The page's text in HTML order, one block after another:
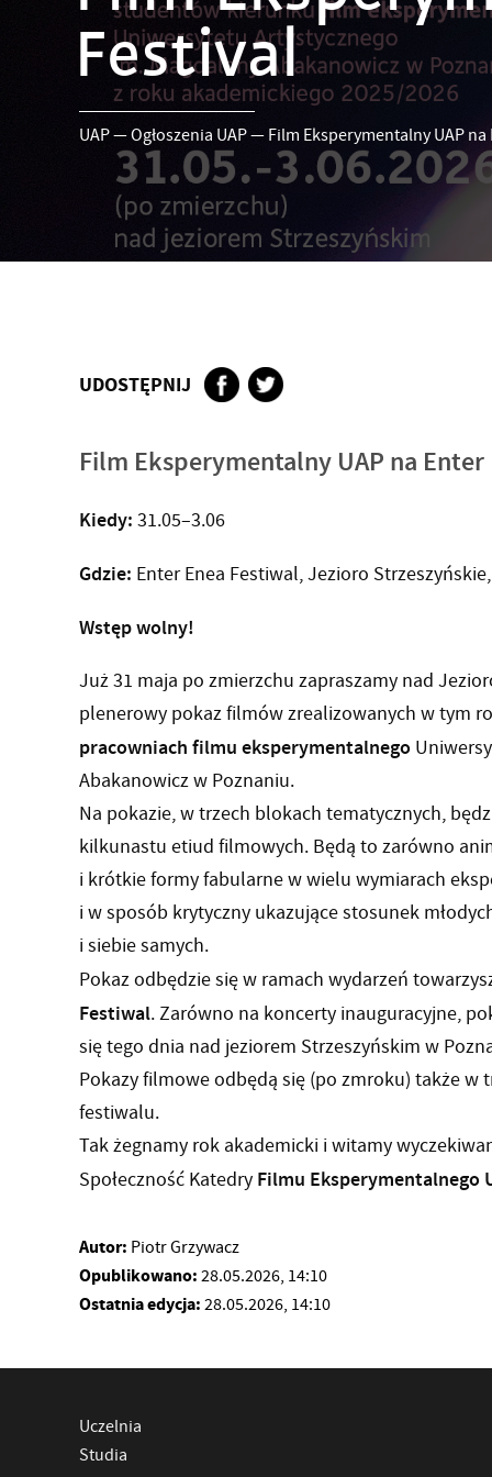
Festival
UAP—Ogłoszenia UAP— Film Eksperymentalny UAP na
UDOSTĘPNIJ
Film Eksperymentalny UAP na Enter
Kiedy: 31.05–3.06
Gdzie: Enter Enea Festiwal, Jezioro
Wstęp wolny!
Już 31 maja po zmierzchu zapraszamy nad
plenerowy pokaz filmów zrealizowanych w tym
pracowniach filmu eksperymentalnego
Abakanowicz w Poznaniu.
Na pokazie, w trzech blokach tematycznych,
kilkunastu etiud filmowych. Będą to zarówno
i krótkie formy fabularne w wielu wymiarach
i w sposób krytyczny ukazujące stosunek
i siebie samych.
Pokaz odbędzie się w ramach wydarzeń
Festiwal. Zarówno na koncerty inauguracyjne,
się tego dnia nad jeziorem Strzeszyńskim w
Pokazy filmowe odbędą się (po zmroku) także w
festiwalu.
Tak żegnamy rok akademicki i witamy
Społeczność Katedry Filmu Eksperymentalnego
Autor: Piotr Grzywacz
Opublikowano: 28.05.2026, 14:10
Ostatnia edycja: 28.05.2026, 14:10
Uczelnia
Studia